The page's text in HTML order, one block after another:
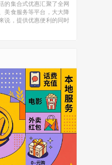
的集合式优惠汇聚了全网
美食服务等平台，大大降
说，提供优惠便利的同时